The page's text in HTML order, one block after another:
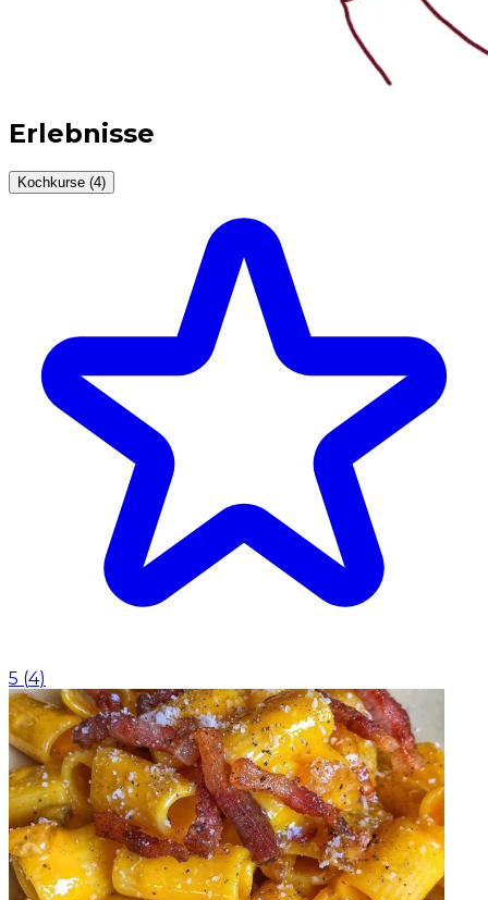
Erlebnisse
Kochkurse (4)
5 (4)